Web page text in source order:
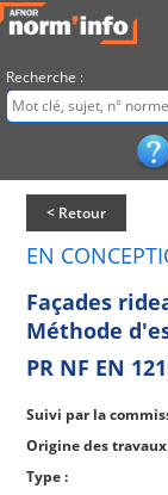
Recherche :
< Retour
EN
Façades
Méthode
PR NF EN
Suivi par la
Origine des
Type :